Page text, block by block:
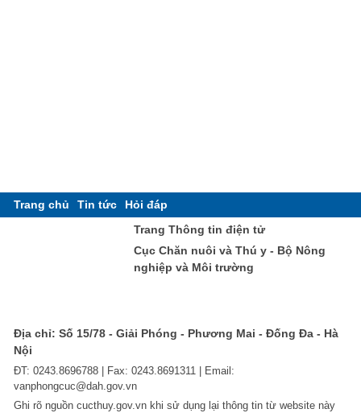
Trang chủ Tin tức
Hỏi đáp
Trang Thông tin điện tử
Cục Chăn nuôi và Thú y - Bộ Nông
nghiệp và Môi trường
Địa chỉ: Số 15/78 - Giải Phóng - Phương Mai - Đống Đa - Hà
Nội
ĐT: 0243.8696788 | Fax: 0243.8691311 | Email:
vanphongcuc@dah.gov.vn
Ghi rõ nguồn cucthuy.gov.vn khi sử dụng lại thông tin từ website này